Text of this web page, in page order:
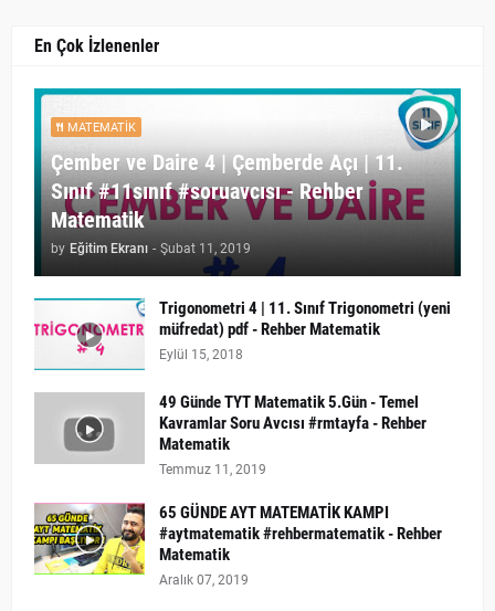
En Çok İzlenenler
MATEMATIK
Çember ve Daire 4 | Çemberde Açı | 11.
Sınıf #11sınıf #soruavcısı - Rehber
Matematik
by Eğitim Ekranı - Şubat 11, 2019
Trigonometri 4 | 11. Sınıf Trigonometri (yeni
müfredat) pdf - Rehber Matematik
Eylül 15, 2018
49 Günde TYT Matematik 5.Gün - Temel
Kavramlar Soru Avcısı #rmtayfa - Rehber
Matematik
Temmuz 11, 2019
65 GÜNDE AYT MATEMATİK KAMPI
#aytmatematik #rehbermatematik - Rehber
Matematik
Aralık 07, 2019